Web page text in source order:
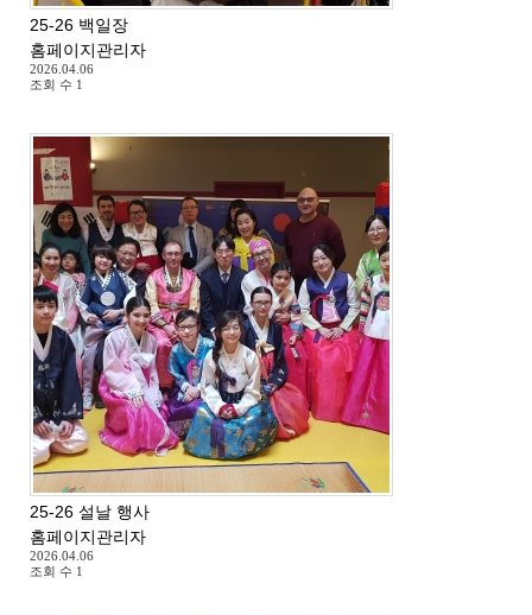
25-26 백일장
홈페이지관리자
2026.04.06
조회 수 1
25-26 설날 행사
홈페이지관리자
2026.04.06
조회 수 1